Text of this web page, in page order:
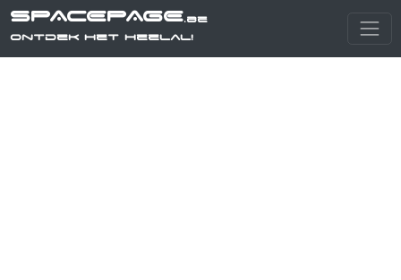
SPACEPAGE.be
Ontdek het heelal!